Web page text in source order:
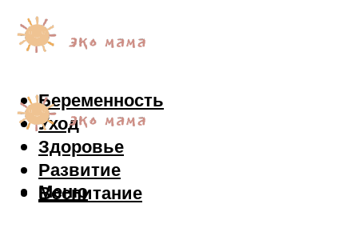
Беременность
Уход
Здоровье
Развитие
Воспитание
Меню